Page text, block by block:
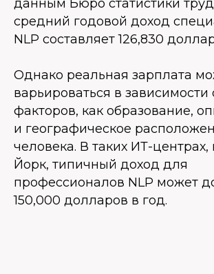
данным Бюро статистики
средний годовой доход
NLP составляет 126,830
Однако реальная зарплата
варьироваться в зависимости
факторов, как образование,
и географическое
человека. В таких ИТ-
Йорк, типичный доход для
профессионалов NLP может
150,000 долларов в год.